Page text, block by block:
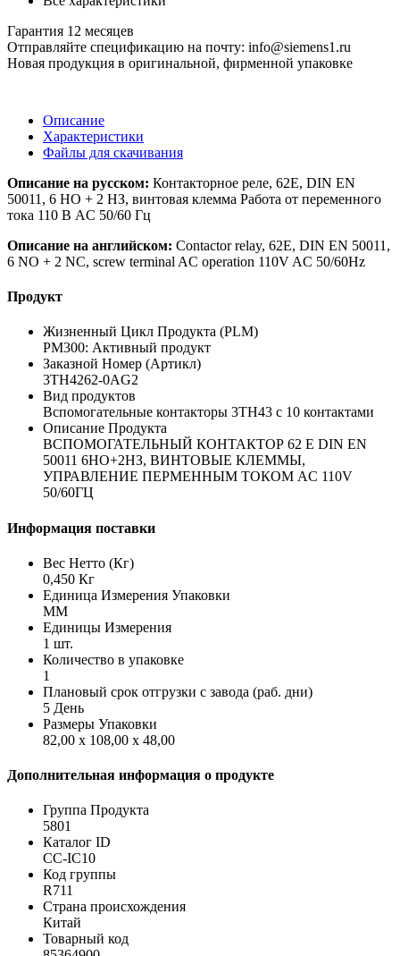
Гарантия 12 месяцев
Отправляйте спецификацию на почту: info@siemens1.ru
Новая продукция в оригинальной, фирменной упаковке
Описание
Характеристики
Файлы для скачивания
Описание на русском: Контакторное реле, 62E, DIN EN
50011, 6 НО + 2 НЗ, винтовая клемма Работа от переменного
тока 110 В AC 50/60 Гц
Описание на английском: Contactor relay, 62E, DIN EN 50011,
6 NO + 2 NC, screw terminal AC operation 110V AC 50/60Hz
Продукт
Жизненный Цикл Продукта (PLM)
PM300: Активный продукт
Заказной Номер (Артикл)
3TH4262-0AG2
Вид продуктов
Вспомогательные контакторы 3TH43 с 10 контактами
Описание Продукта
ВСПОМОГАТЕЛЬНЫЙ КОНТАКТОР 62 E DIN EN
50011 6НO+2НЗ, ВИНТОВЫЕ КЛЕММЫ,
УПРАВЛЕНИЕ ПЕРМЕННЫМ ТОКОМ AC 110V
50/60ГЦ
Информация поставки
Вес Нетто (Кг)
0,450 Кг
Единица Измерения Упаковки
MM
Единицы Измерения
1 шт.
Количество в упаковке
1
Плановый срок отгрузки с завода (раб. дни)
5 День
Размеры Упаковки
82,00 x 108,00 x 48,00
Дополнительная информация о продукте
Группа Продукта
5801
Каталог ID
CC-IC10
Код группы
R711
Страна происхождения
Китай
Товарный код